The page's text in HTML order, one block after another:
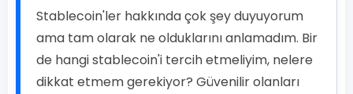
Stablecoin'ler hakkında çok şey duyuyorum
ama tam olarak ne olduklarını anlamadım. Bir
de hangi stablecoin'i tercih etmeliyim, nelere
dikkat etmem gerekiyor? Güvenilir olanları